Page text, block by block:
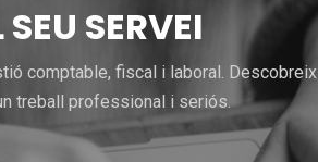
SERVEI
comptable, fiscal i laboral. Descobreix
treball professional i seriós.